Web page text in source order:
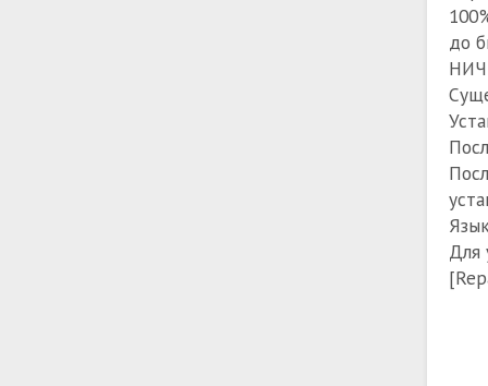
до
Для